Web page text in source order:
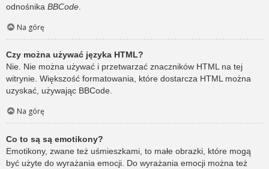
odnośnika BBCode
Na górę
Czy można używać języka HTML?
Nie. Nie można używać i przetwarzać znaczników HTML na tej
witrynie. Większość formatowania, które dostarcza HTML można
uzyskać, używając BBCode.
Na górę
Co to są są emotikony?
Emotikony, zwane też uśmieszkami, to małe obrazki, które mogą
być użyte do wyrażania emocji. Do wyrażania emocji można też